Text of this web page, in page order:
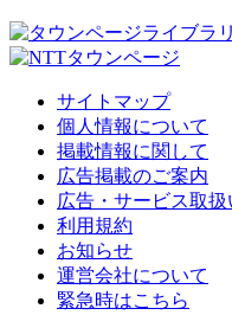
サイトマップ
個人情報について
掲載情報に関して
広告掲載のご案内
広告・サービス取扱
利用規約
お知らせ
運営会社について
緊急時はこちら